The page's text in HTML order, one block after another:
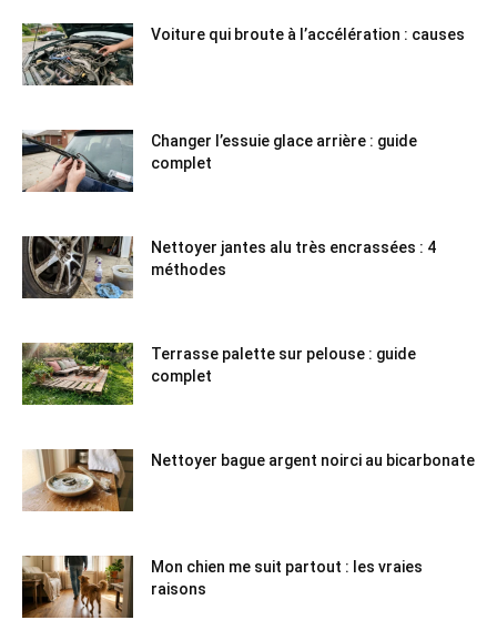
Voiture qui broute à l’accélération : causes
Changer l’essuie glace arrière : guide
complet
Nettoyer jantes alu très encrassées : 4
méthodes
Terrasse palette sur pelouse : guide
complet
Nettoyer bague argent noirci au bicarbonate
Mon chien me suit partout : les vraies
raisons